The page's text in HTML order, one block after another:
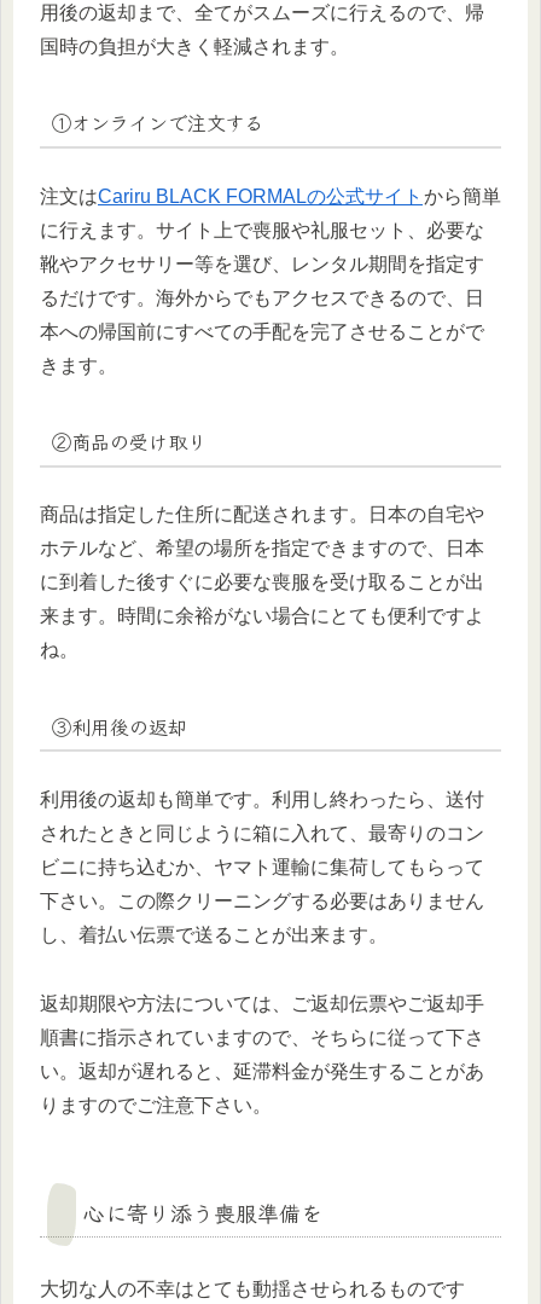
用後の返却まで、全てがスムーズに行えるので、帰
国時の負担が大きく軽減されます。
①オンラインで注文する
注文はCariru BLACK FORMALの公式サイト から簡単
に行えます。サイト上で喪服や礼服セット、必要な
靴やアクセサリー等を選び、レンタル期間を指定す
るだけです。海外からでもアクセスできるので、日
本への帰国前にすべての手配を完了させることがで
きます。
②商品の受け取り
商品は指定した住所に配送されます。日本の自宅や
ホテルなど、希望の場所を指定できますので、日本
に到着した後すぐに必要な喪服を受け取ることが出
来ます。時間に余裕がない場合にとても便利ですよ
ね。
③利用後の返却
利用後の返却も簡単です。利用し終わったら、送付
されたときと同じように箱に入れて、最寄りのコン
ビニに持ち込むか、ヤマト運輸に集荷してもらって
下さい。この際クリーニングする必要はありません
し、着払い伝票で送ることが出来ます。
返却期限や方法については、ご返却伝票やご返却手
順書に指示されていますので、そちらに従って下さ
い。返却が遅れると、延滞料金が発生することがあ
りますのでご注意下さい。
心に寄り添う喪服準備を
大切な人の不幸はとても動揺させられるものです